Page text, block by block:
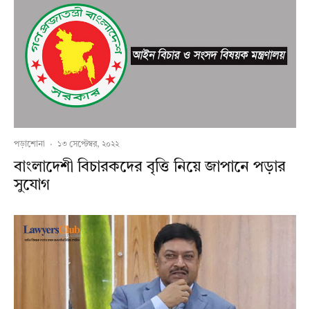
পড়াশোনা · ১৩ সেপ্টেম্বর, ২০২২
বাংলাদেশী বিচারকদের বৃত্তি নিয়ে জাপানে পড়ার
সুযোগ